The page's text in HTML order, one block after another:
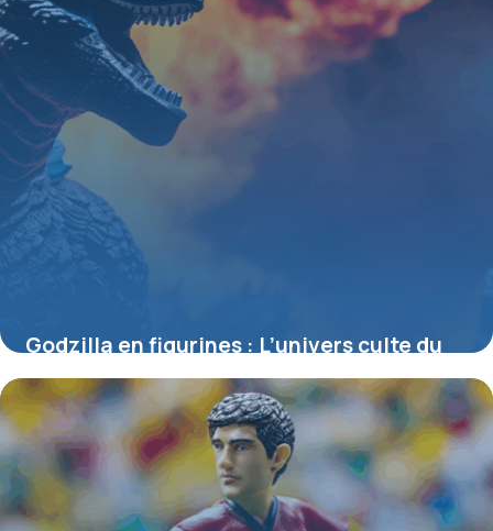
Godzilla en figurines : L’univers culte du
roi des monstres à collectionner
4 juillet 2025